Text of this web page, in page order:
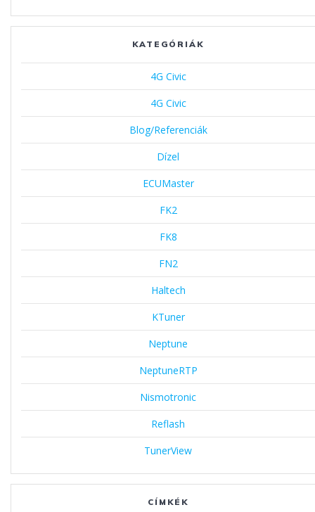
KATEGÓRIÁK
4G Civic
4G Civic
Blog/Referenciák
Dízel
ECUMaster
FK2
FK8
FN2
Haltech
KTuner
Neptune
NeptuneRTP
Nismotronic
Reflash
TunerView
CÍMKÉK